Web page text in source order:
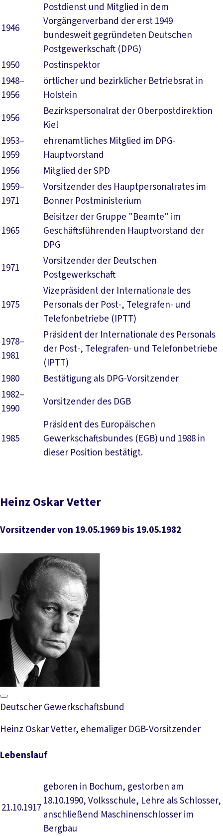
1946
Postdienst und Mitglied in dem
Vorgängerverband der erst 1949
bundesweit gegründeten Deutschen
Postgewerkschaft (DPG)
1950
Postinspektor
1948–
1956
örtlicher und bezirklicher Betriebsrat in
Holstein
1956
Bezirkspersonalrat der Oberpostdirektion
Kiel
1953–
1959
ehrenamtliches Mitglied im DPG-
Hauptvorstand
1956
Mitglied der SPD
1959–
1971
Vorsitzender des Hauptpersonalrates im
Bonner Postministerium
1965
Beisitzer der Gruppe "Beamte" im
Geschäftsführenden Hauptvorstand der
DPG
1971
Vorsitzender der Deutschen
Postgewerkschaft
1975
Vizepräsident der Internationale des
Personals der Post-, Telegrafen- und
Telefonbetriebe (IPTT)
1978–
1981
Präsident der Internationale des Personals
der Post-, Telegrafen- und Telefonbetriebe
(IPTT)
1980
Bestätigung als DPG-Vorsitzender
1982–
1990
Vorsitzender des DGB
1985
Präsident des Europäischen
Gewerkschaftsbundes (EGB) und 1988 in
dieser Position bestätigt.
Heinz Oskar Vetter
Vorsitzender von 19.05.1969 bis 19.05.1982
Deutscher Gewerkschaftsbund
Heinz Oskar Vetter, ehemaliger DGB-Vorsitzender
Lebenslauf
21.10.1917
geboren in Bochum, gestorben am
18.10.1990, Volksschule, Lehre als Schlosser,
anschließend Maschinenschlosser im
Bergbau